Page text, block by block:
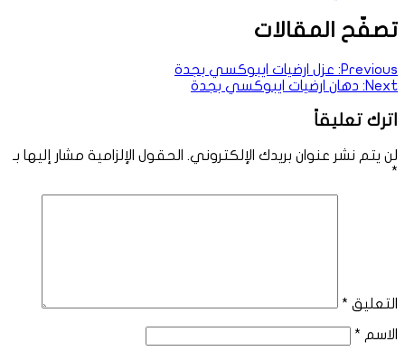
تصفّح المقالات
Previous:
عزل ارضيات ايبوكسي بجدة
Next:
دهان ارضيات ايبوكسي بجدة
اترك تعليقاً
لن يتم نشر عنوان بريدك الإلكتروني. الحقول الإلزامية مشار إليها بـ
*
التعليق *
الاسم *